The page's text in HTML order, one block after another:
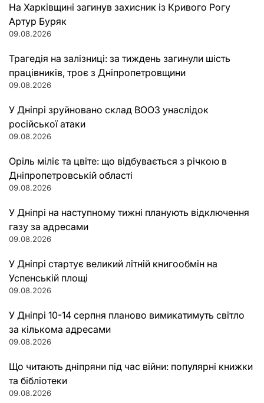
На Харківщині загинув захисник із Кривого Рогу
Артур Буряк
09.08.2026
Трагедія на залізниці: за тиждень загинули шість
працівників, троє з Дніпропетровщини
09.08.2026
У Дніпрі зруйновано склад ВООЗ унаслідок
російської атаки
09.08.2026
Оріль міліє та цвіте: що відбувається з річкою в
Дніпропетровській області
09.08.2026
У Дніпрі на наступному тижні планують відключення
газу за адресами
09.08.2026
У Дніпрі стартує великий літній книгообмін на
Успенській площі
09.08.2026
У Дніпрі 10-14 серпня планово вимикатимуть світло
за кількома адресами
09.08.2026
Що читають дніпряни під час війни: популярні книжки
та бібліотеки
09.08.2026